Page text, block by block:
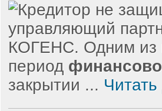
управляющий
КОГЕНС. Одним из
период
закрытии ...